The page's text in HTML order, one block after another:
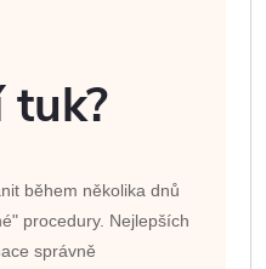
tuk?
během několika dnů
procedury. Nejlepších
správně